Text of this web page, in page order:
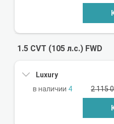
1.5 CVT (105 л.с.) FWD
Luxury
4
2 115